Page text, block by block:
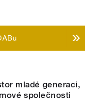
mladé generaci,
společnosti